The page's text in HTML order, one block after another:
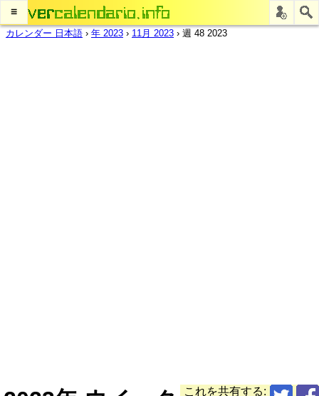
≡
カレンダー 日本語 › 年 2023 › 11月 2023 › 週 48 2023
これを共有する: